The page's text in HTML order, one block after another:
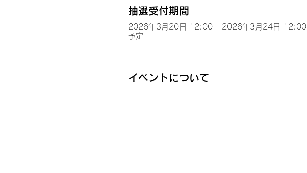
抽選受付期間
2026年3月20日 12:00 – 2026年3月24日 12:00
予定
イベントについて